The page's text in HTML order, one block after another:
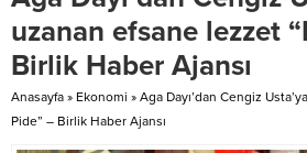
uzanan efsane lezzet
Birlik Haber Ajansı
Anasayfa » Ekonomi » Aga Dayı’dan Cengiz
Pide” – Birlik Haber Ajansı